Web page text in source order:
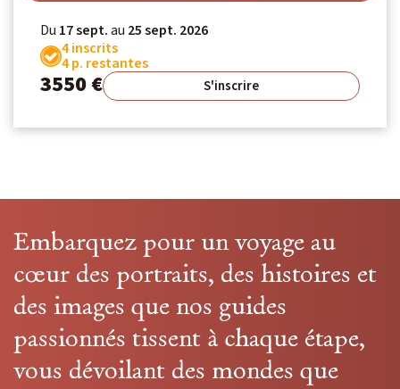
Du 17 sept.au 25 sept. 2026
4 inscrits
4 p. restantes
3550 € S'inscrire
Embarquez pour un voyage au
cœur des portraits, des histoires et
des images que nos guides
passionnés tissent à chaque étape,
vous dévoilant des mondes que